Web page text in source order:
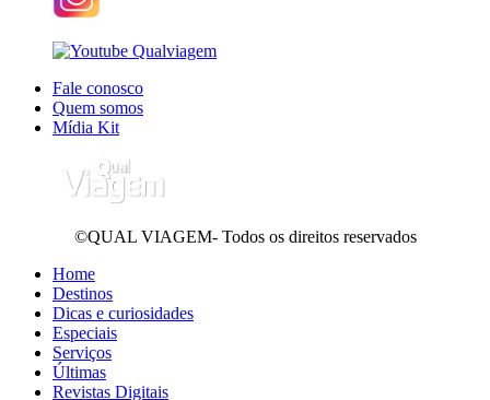
Fale conosco
Quem somos
Mídia Kit
©QUAL VIAGEM- Todos os direitos reservados
Home
Destinos
Dicas e curiosidades
Especiais
Serviços
Últimas
Revistas Digitais